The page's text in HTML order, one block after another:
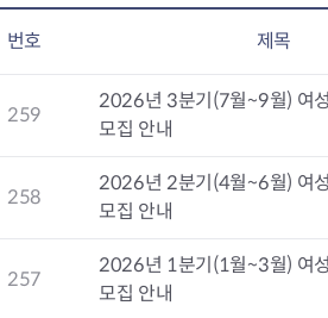
회기동 자치회관
휘경1동 자치회관
휘경2동 자치회관
번호 제목
259
2026년 3분기(7월~9월) 여
모집 안내
258
2026년 2분기(4월~6월) 여
모집 안내
257
2026년 1분기(1월~3월) 여
모집 안내